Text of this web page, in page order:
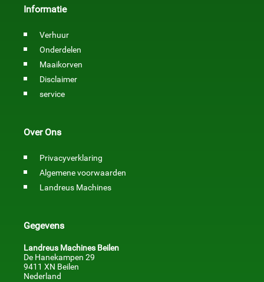
Informatie
Verhuur
Onderdelen
Maaikorven
Disclaimer
service
Over Ons
Privacyverklaring
Algemene voorwaarden
Landreus Machines
Gegevens
Landreus Machines Beilen
De Hanekampen 29
9411 XN Beilen
Nederland